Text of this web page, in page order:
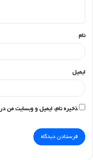
*
نام
ایمیل
ذخیره نام، ایمیل و وبسایت من